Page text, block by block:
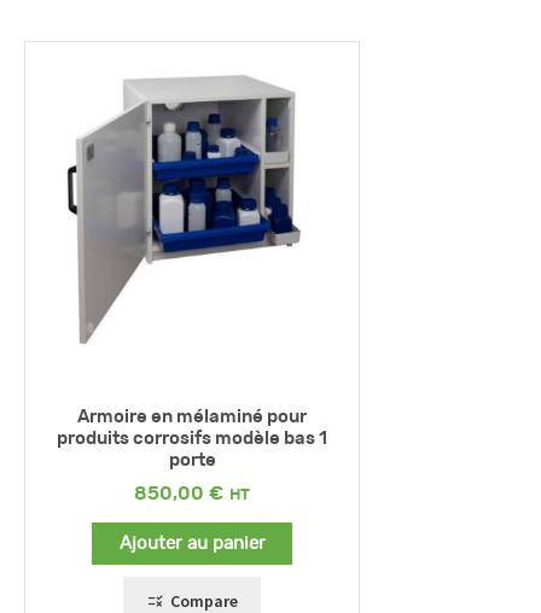
Armoire en mélaminé pour
produits corrosifs modèle bas 1
porte
850,00 €
Ajouter au panier
Compare